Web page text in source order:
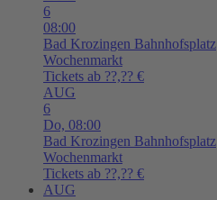
6
08:00
Bad Krozingen Bahnhofsplatz
Wochenmarkt
Tickets ab ??,?? €
AUG
6
Do, 08:00
Bad Krozingen Bahnhofsplatz
Wochenmarkt
Tickets ab ??,?? €
AUG